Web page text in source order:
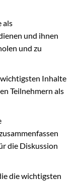
als
und ihnen
und zu
Inhalte
Teilnehmern als
die Diskussion
die wichtigsten